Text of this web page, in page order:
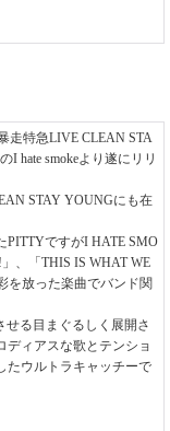
走特急LIVE CLEAN STA
hate smokeより遂にリリ
STAY YOUNGにも在
PITTYですがI HATE SMO
、「THIS IS WHAT WE
を放った楽曲でバンド関
せる目まぐるしく展開さ
ディアスな歌とテンショ
たウルトラキャッチーで